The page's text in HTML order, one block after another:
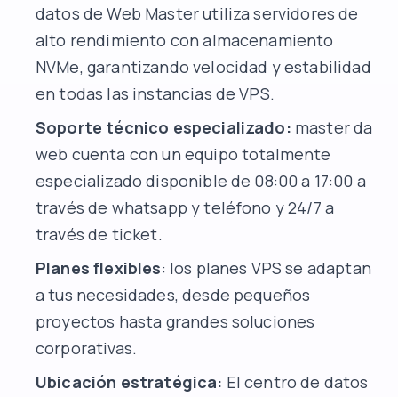
datos de Web Master utiliza servidores de
alto rendimiento con almacenamiento
NVMe, garantizando velocidad y estabilidad
en todas las instancias de VPS.
Soporte técnico especializado: master da
web cuenta con un equipo totalmente
especializado disponible de 08:00 a 17:00 a
través de whatsapp y teléfono y 24/7 a
través de ticket.
Planes flexibles: los planes VPS se adaptan
a tus necesidades, desde pequeños
proyectos hasta grandes soluciones
corporativas.
Ubicación estratégica: El centro de datos